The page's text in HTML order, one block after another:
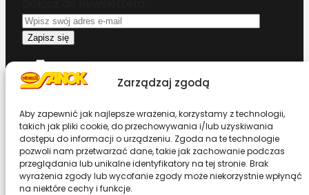
Zarządzaj zgodą
Aby zapewnić jak najlepsze wrażenia, korzystamy z technologii,
takich jak pliki cookie, do przechowywania i/lub uzyskiwania
dostępu do informacji o urządzeniu. Zgoda na te technologie
pozwoli nam przetwarzać dane, takie jak zachowanie podczas
przeglądania lub unikalne identyfikatory na tej stronie. Brak
wyrażenia zgody lub wycofanie zgody może niekorzystnie wpłynąć
na niektóre cechy i funkcje.
Oświadczam, że przeczytałem i akceptuję
warunki korzystania z serwisu
Chcesz zostać dystrybutorem?
Design & Code by Foxstudio.eu